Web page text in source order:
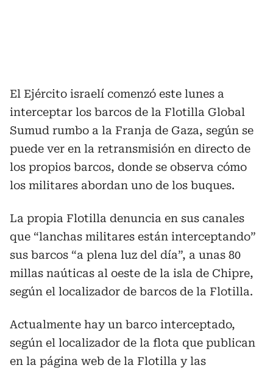
El Ejército israelí comenzó este lunes a
interceptar los barcos de la Flotilla Global
Sumud rumbo a la Franja de Gaza, según se
puede ver en la retransmisión en directo de
los propios barcos, donde se observa cómo
los militares abordan uno de los buques.
La propia Flotilla denuncia en sus canales
que “lanchas militares están interceptando”
sus barcos “a plena luz del día”, a unas 80
millas naúticas al oeste de la isla de Chipre,
según el localizador de barcos de la Flotilla.
Actualmente hay un barco interceptado,
según el localizador de la flota que publican
en la página web de la Flotilla y las